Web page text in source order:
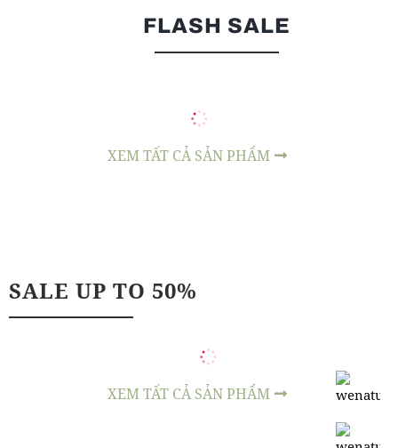
FLASH SALE
XEM TẤT CẢ SẢN PHẨM
SALE UP TO 50%
XEM TẤT CẢ SẢN PHẨM